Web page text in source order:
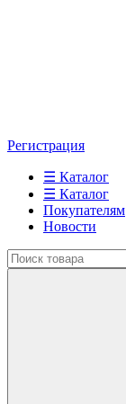
Регистрация
☰ Каталог
☰ Каталог
Покупателям
Новости